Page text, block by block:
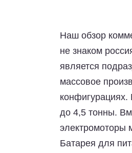
Наш обзор
не знаком
является
массовое
до 4,5 тонны.
электромоторы
Батарея для